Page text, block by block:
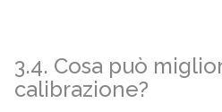
3.4. Cosa può
calibrazione?